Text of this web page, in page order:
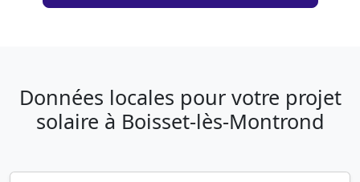
Données locales pour votre projet
solaire à Boisset-lès-Montrond